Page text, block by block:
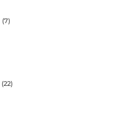
(7)
(22)